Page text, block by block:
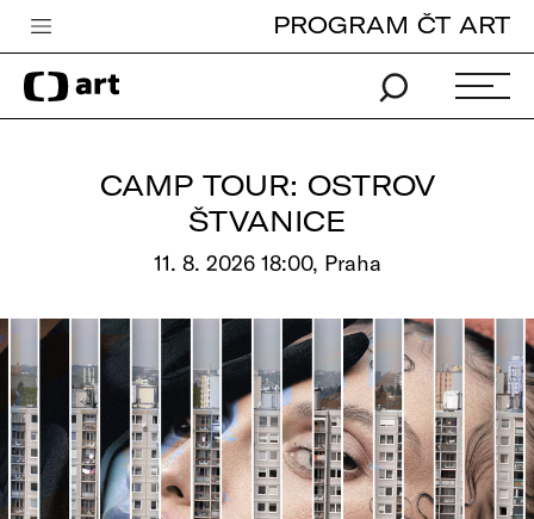
Česká televize
Zpravodajství
Vše o ČT
PROGRAM ČT ART
CAMP TOUR: OSTROV
ŠTVANICE
11. 8. 2026 18:00, Praha